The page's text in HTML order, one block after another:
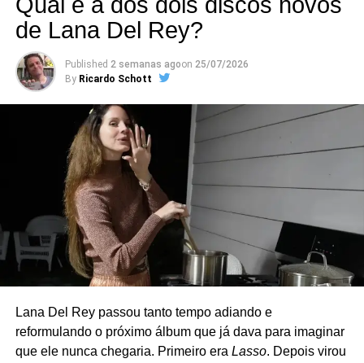
Criado em 2018, o grupo reúne integrantes e
colaboradores do Green Day em apresentações
pequenas, normalmente em clubes da Califórnia. A
formação original contava com Billie Joe Armstrong (voz e
guitarra), Mike Dirnt (baixo e voz), Jason White (guitarra),
Bill Schneider (baixo) e Chris Dugan (bateria) – Mike e
Jason são os únicos que fazem parte também do Green
Day, sendo que Jason atua como músico de turnê. Nos
últimos anos, porém, Dirnt deixou de participar dos
shows, e o The Coverups passou a atuar como quarteto.
O repertório é uma carta de amor ao rock e ao punk.
Clássicos de Ramones, David Bowie, The Clash, Cheap
de Lana Del Rey?
Published 2 semanas agoon 25/07/2026
By Ricardo Schott
Lana Del Rey passou tanto tempo adiando e
reformulando o próximo álbum que já dava para imaginar
que ele nunca chegaria. Primeiro era Lasso. Depois virou